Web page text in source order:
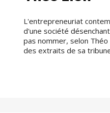
L'entrepreneuriat
d'une société
pas nommer, selon Théo
des extraits de sa